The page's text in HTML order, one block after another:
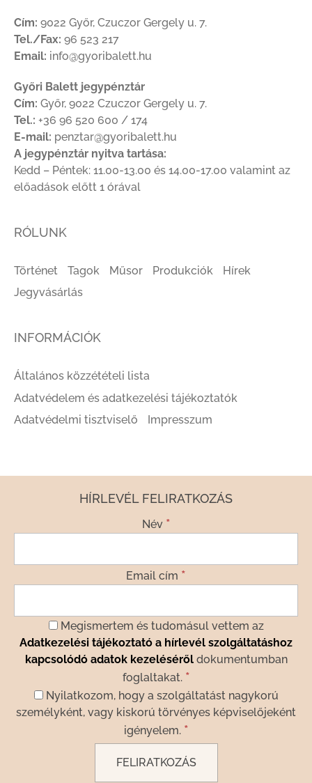
Cím: 9022 Győr, Czuczor Gergely u. 7.
Tel./Fax: 96 523 217
Email: info@gyoribalett.hu
Győri Balett jegypénztár
Cím: Győr, 9022 Czuczor Gergely u. 7.
Tel.: +36 96 520 600 / 174
E-mail: penztar@gyoribalett.hu
A jegypénztár nyitva tartása:
Kedd – Péntek: 11.00-13.00 és 14.00-17.00 valamint az
előadások előtt 1 órával
RÓLUNK
Történet Tagok Műsor Produkciók
Hírek
Jegyvásárlás
INFORMÁCIÓK
Általános közzétételi lista
Adatvédelem és adatkezelési tájékoztatók
Adatvédelmi tisztviselő
Impresszum
HÍRLEVÉL FELIRATKOZÁS
Név *
Email cím *
Megismertem és tudomásul vettem az
Adatkezelési tájékoztató a hírlevél szolgáltatáshoz
kapcsolódó adatok kezelésérőldokumentumban
foglaltakat. *
Nyilatkozom, hogy a szolgáltatást nagykorú
személyként, vagy kiskorú törvényes képviselőjeként
igényelem. *